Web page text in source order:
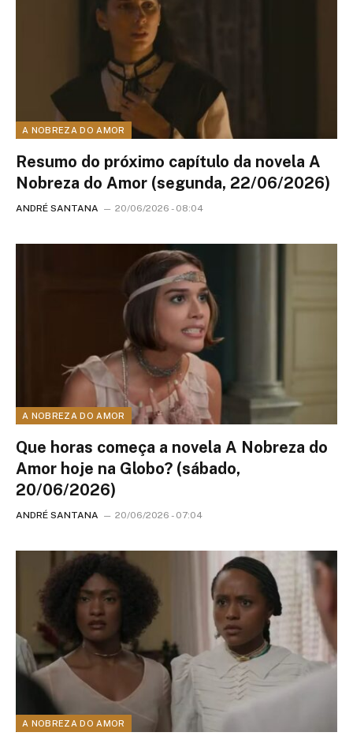
A NOBREZA DO AMOR
Resumo do próximo capítulo da novela A
Nobreza do Amor (segunda, 22/06/2026)
ANDRÉ SANTANA 20/06/2026 - 08:04
A NOBREZA DO AMOR
Que horas começa a novela A Nobreza do
Amor hoje na Globo? (sábado,
20/06/2026)
ANDRÉ SANTANA 20/06/2026 - 07:04
A NOBREZA DO AMOR